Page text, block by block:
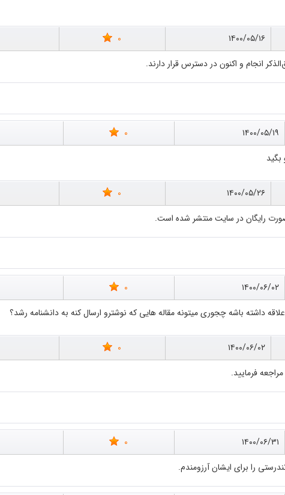
۱۴۰۰/۰۵/۱۶ 0
انجام و اکنون در دسترس قرار دارند.
۱۴۰۰/۰۵/۱۹ 0
۱۴۰۰/۰۵/۲۶ 0
رایگان در سایت منتشر شده است.
۱۴۰۰/۰۶/۰۲ 0
داشته باشه چجوری میتونه مقاله هایی که نوشترو ارسال کنه به دانشنامه رشد؟
۱۴۰۰/۰۶/۰۲ 0
۱۴۰۰/۰۶/۳۱ 0
را برای ایشان آرزومندم.